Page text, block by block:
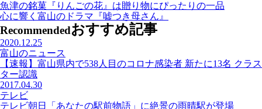
魚津の銘菓『りんごの花』は贈り物にぴったりの一品
心に響く富山のドラマ『嘘つき母さん』
Recommendedおすすめ記事
2020.12.25
富山のニュース
【速報】富山県内で538人目のコロナ感染者 新たに13名 クラス
ター認識
2017.04.30
テレビ
テレビ朝日「あなたの駅前物語」に絶景の雨晴駅が登場